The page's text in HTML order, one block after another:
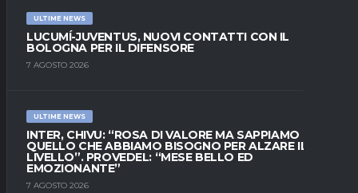
ULTIME NEWS
LUCUMÍ-JUVENTUS, NUOVI CONTATTI CON IL
BOLOGNA PER IL DIFENSORE
7 AGOSTO 2026
ULTIME NEWS
INTER, CHIVU: “ROSA DI VALORE MA SAPPIAMO
QUELLO CHE ABBIAMO BISOGNO PER ALZARE IL
LIVELLO”. PROVEDEL: “MESE BELLO ED
EMOZIONANTE”
7 AGOSTO 2026